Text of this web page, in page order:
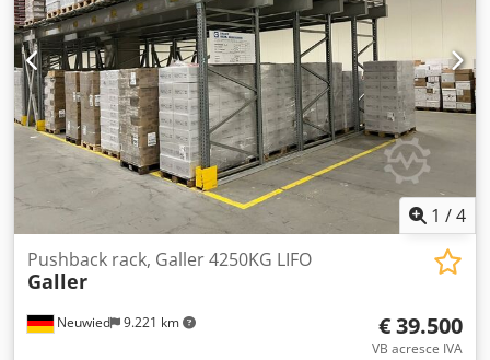
oposto, de onde podem ser removidas quando necessário.
Vantagens: permite alto desempenho de coleta evita
tempos de inatividade por falta de suprimentos ideal para
mercadorias de movimentação rápida e média frequência
de remoção cinco vezes maior em comparação com a
arquivamento Temos vários tamanhos em estoque! Se você
estiver interessado, entre em contato comigo.
1 /4
Neuwied 9.221 km
Pushback rack, Galler 4250KG LIFO
Galler
€ 39.500
VB acresce IVA